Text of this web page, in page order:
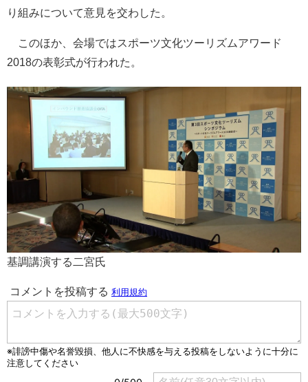
り組みについて意見を交わした。
このほか、会場ではスポーツ文化ツーリズムアワード
2018の表彰式が行われた。
基調講演する二宮氏